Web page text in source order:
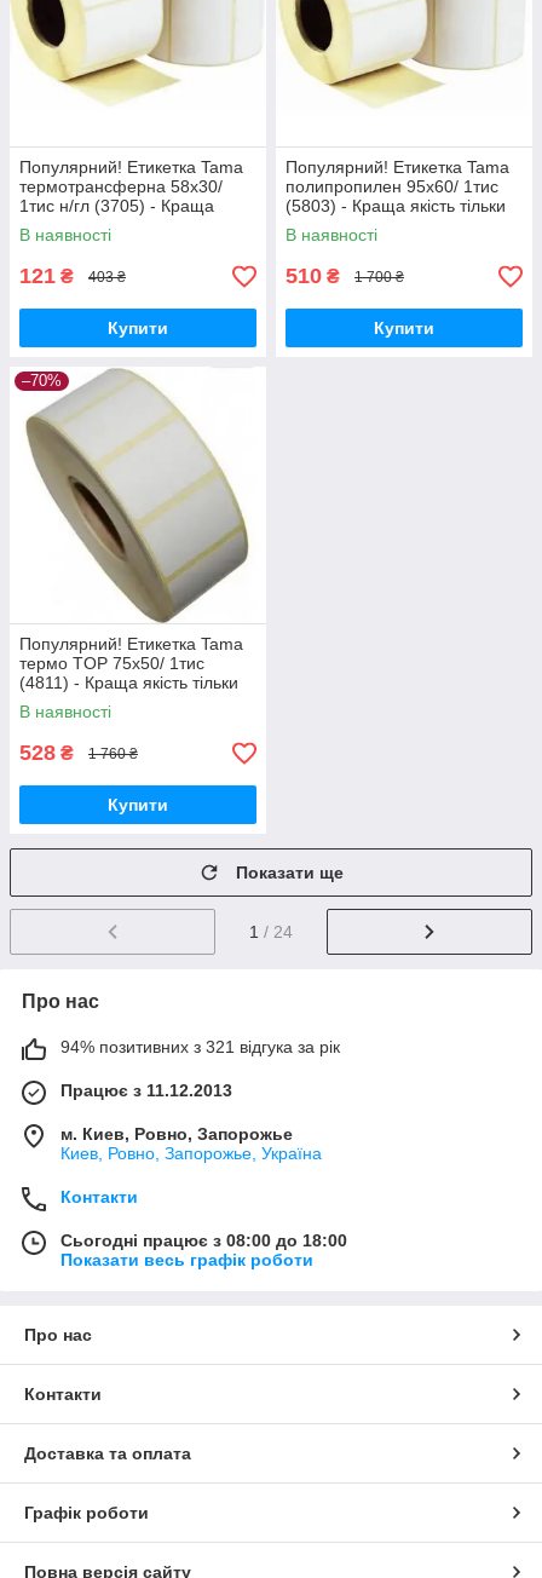
Популярний! Етикетка Tama
термотрансферна 58x30/
1тис н/гл (3705) - Краща
якість тільки на
Nukleon.com.ua
В наявності
121 ₴ 403 ₴
Купити
Популярний! Етикетка Tama
полипропилен 95x60/ 1тис
(5803) - Краща якість тільки
на Nukleon.com.ua
В наявності
510 ₴ 1 700 ₴
Купити
–70%
Популярний! Етикетка Tama
термо TOP 75x50/ 1тис
(4811) - Краща якість тільки
на Nukleon.com.ua
В наявності
528 ₴ 1 760 ₴
Купити
Показати ще
1 / 24
Про нас
94% позитивних з 321 відгука за рік
Працює з 11.12.2013
м. Киев, Ровно, Запорожье
Киев, Ровно, Запорожье, Україна
Контакти
Сьогодні працює з 08:00 до 18:00
Показати весь графік роботи
Про нас
Контакти
Доставка та оплата
Графік роботи
Повна версія сайту